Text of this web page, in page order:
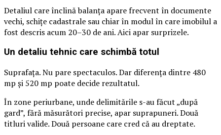
Detaliul care înclină balanța apare frecvent în documente
vechi, schițe cadastrale sau chiar în modul în care imobilul a
fost descris acum 20–30 de ani. Aici apar surprizele.
Un detaliu tehnic care schimbă totul
Suprafața. Nu pare spectaculos. Dar diferența dintre 480
mp și 520 mp poate decide rezultatul.
În zone periurbane, unde delimitările s-au făcut „după
gard”, fără măsurători precise, apar suprapuneri. Două
titluri valide. Două persoane care cred că au dreptate.